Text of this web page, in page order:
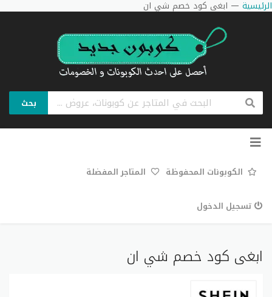
الرئيسية — ابغى كود خصم شي ان
بحث
تخطي
الكوبونات المحفوظة المتاجر المفضلة
تسجيل الدخول
ابغى كود خصم شي ان